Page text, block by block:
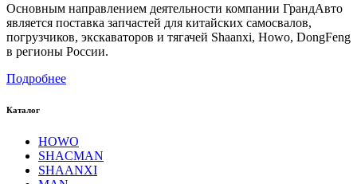
Основным направлением деятельности компании ГрандАвто
является поставка запчастей для китайских самосвалов,
погрузчиков, экскаваторов и тягачей Shaanxi, Howo, DongFeng
в регионы России.
Подробнее
Каталог
HOWO
SHACMAN
SHAANXI